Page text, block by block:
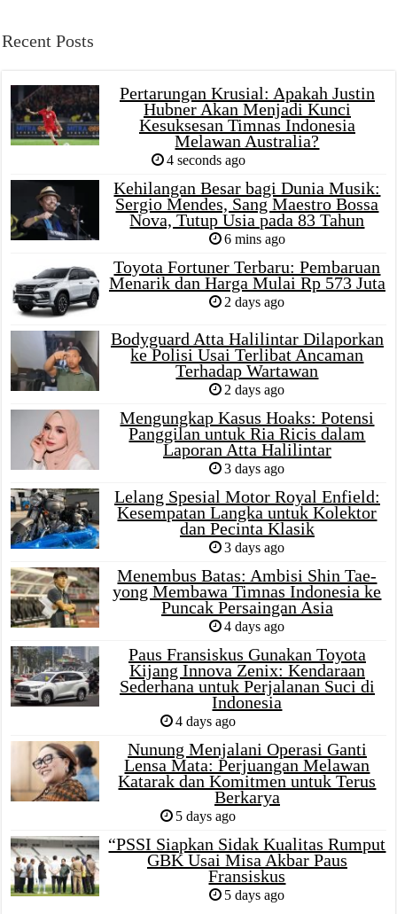
Recent Posts
Pertarungan Krusial: Apakah Justin
Hubner Akan Menjadi Kunci
Kesuksesan Timnas Indonesia
Melawan Australia?
4 seconds ago
Kehilangan Besar bagi Dunia Musik:
Sergio Mendes, Sang Maestro Bossa
Nova, Tutup Usia pada 83 Tahun
6 mins ago
Toyota Fortuner Terbaru: Pembaruan
Menarik dan Harga Mulai Rp 573 Juta
2 days ago
Bodyguard Atta Halilintar Dilaporkan
ke Polisi Usai Terlibat Ancaman
Terhadap Wartawan
2 days ago
Mengungkap Kasus Hoaks: Potensi
Panggilan untuk Ria Ricis dalam
Laporan Atta Halilintar
3 days ago
Lelang Spesial Motor Royal Enfield:
Kesempatan Langka untuk Kolektor
dan Pecinta Klasik
3 days ago
Menembus Batas: Ambisi Shin Tae-
yong Membawa Timnas Indonesia ke
Puncak Persaingan Asia
4 days ago
Paus Fransiskus Gunakan Toyota
Kijang Innova Zenix: Kendaraan
Sederhana untuk Perjalanan Suci di
Indonesia
4 days ago
Nunung Menjalani Operasi Ganti
Lensa Mata: Perjuangan Melawan
Katarak dan Komitmen untuk Terus
Berkarya
5 days ago
“PSSI Siapkan Sidak Kualitas Rumput
GBK Usai Misa Akbar Paus
Fransiskus
5 days ago